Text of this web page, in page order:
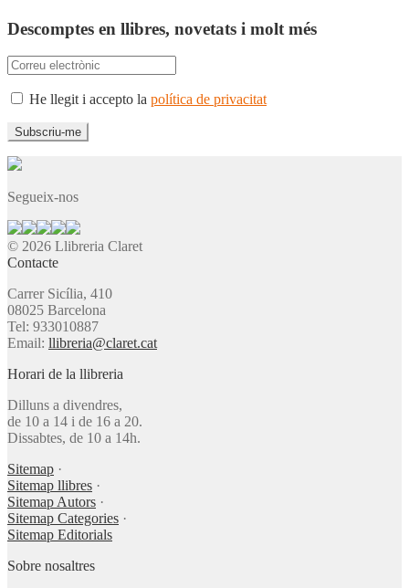
Descomptes en llibres, novetats i molt més
He llegit i accepto la política de privacitat
Segueix-nos
© 2026 Llibreria Claret
Contacte
Carrer Sicília, 410
08025 Barcelona
Tel: 933010887
Email: llibreria@claret.cat
Horari de la llibreria
Dilluns a divendres,
de 10 a 14 i de 16 a 20.
Dissabtes, de 10 a 14h.
Sitemap ·
Sitemap llibres ·
Sitemap Autors ·
Sitemap Categories ·
Sitemap Editorials
Sobre nosaltres